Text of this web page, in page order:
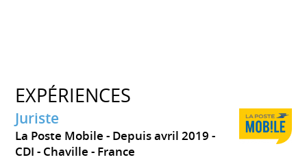
EXPÉRIENCES
Juriste
La Poste Mobile
Depuis avril 2019
CDI
Chaville France